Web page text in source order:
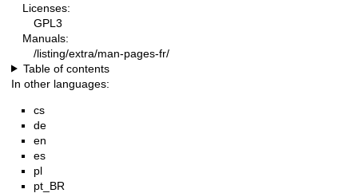
Licenses:
GPL3
Manuals:
/listing/extra/man-pages-fr/
Table of contents
In other languages:
cs
de
en
es
pl
pt_BR